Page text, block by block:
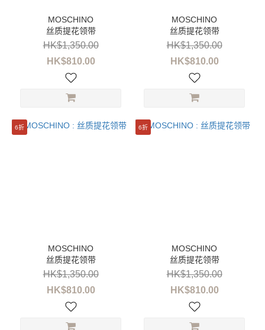
丝质提花领带
HK$810.00
HK$1,350.00
丝质提花领带
HK$810.00
HK$1,350.00
6折
丝质提花领带
HK$810.00
HK$1,350.00
6折
丝质提花领带
HK$810.00
HK$1,350.00